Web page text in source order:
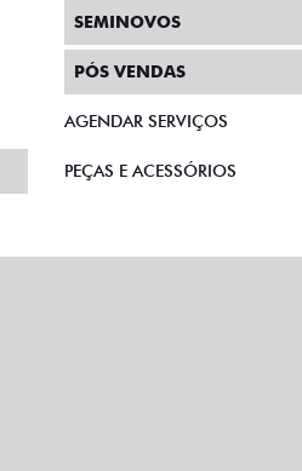
SEMINOVOS
PÓS VENDAS
AGENDAR SERVIÇOS
PEÇAS E ACESSÓRIOS